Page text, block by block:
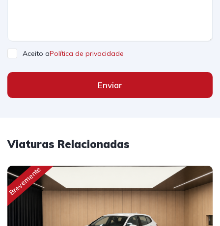
Aceito aPolítica de privacidade
Enviar
Viaturas Relacionadas
Brevemente